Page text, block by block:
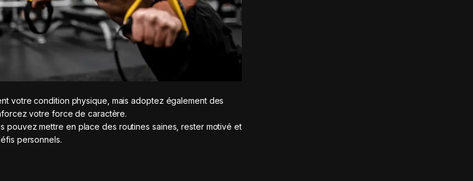
votre condition physique, mais adoptez également des
votre force de caractère.
pouvez mettre en place des routines saines, rester motivé et
personnels.